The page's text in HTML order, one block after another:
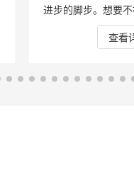
进步的脚步。想要
就必须坚持自我革
摆脱被动学习的状
习力。我深刻意识
查看